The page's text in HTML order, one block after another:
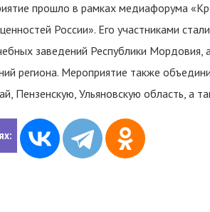
прошло в рамках медиафорума
России». Его участниками
заведений Республики
региона. Мероприятие также
Пензенскую, Ульяновскую область, а